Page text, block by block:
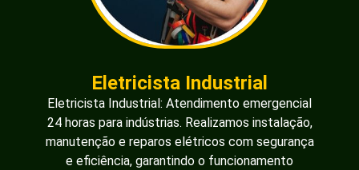
Eletricista Industrial
Eletricista Industrial: Atendimento emergencial
24 horas para indústrias. Realizamos instalação,
manutenção e reparos elétricos com segurança
e eficiência, garantindo o funcionamento